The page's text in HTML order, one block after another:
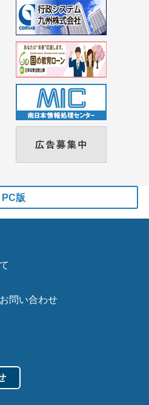
PC版
問い合わせ